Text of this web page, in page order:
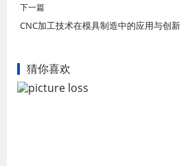
下一篇
CNC加工技术在模具制造中的应用与创新
猜你喜欢